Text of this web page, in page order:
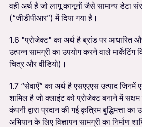
वही अर्थ है जो लागू कानूनों जैसे सामान्य डेटा
(“जीडीपीआर”) में दिया गया है।
1.6 "प्रोजेक्ट" का अर्थ है ब्रांड पर आधारित
उत्पन्न सामग्री का उपयोग करने वाले
चित्र और वीडियो)।
1.7 “सेवाएँ” का अर्थ है एसएएएस उत्पाद जिनमें
शामिल है जो क्लाइंट को प्रोजेक्ट बनाने में सक्षम
कंपनी द्वारा प्रदान की गई कृत्रिम बुद्धिमत्ता
अभियान के लिए विज्ञापन सामग्री का निर्माण